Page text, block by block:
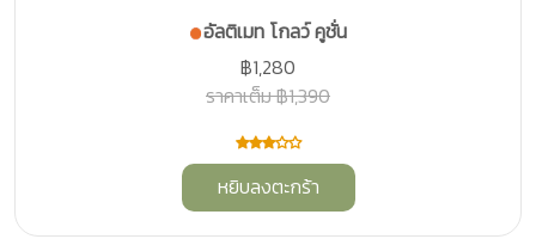
อัลติเมท โกลว์ คูชั่น
฿1,280
ราคาเต็ม ฿1,390
หยิบลงตะกร้า